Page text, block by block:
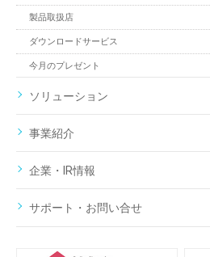
製品取扱店
ダウンロードサービス
今月のプレゼント
ソリューション
事業紹介
企業・IR情報
サポート・お問い合せ